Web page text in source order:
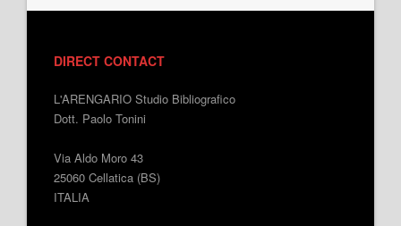
DIRECT CONTACT
L'ARENGARIO Studio Bibliografico
Dott. Paolo Tonini
Via Aldo Moro 43
25060 Cellatica (BS)
ITALIA